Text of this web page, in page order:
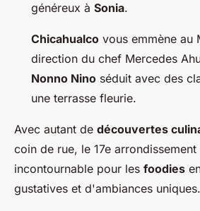
généreux à Sonia.
Chicahualco vous emmène au
direction du chef Mercedes
Nonno Nino séduit avec des
une terrasse fleurie.
Avec autant de découvertes
coin de rue, le 17e
incontournable pour les foodies
gustatives et d'ambiances uniques.